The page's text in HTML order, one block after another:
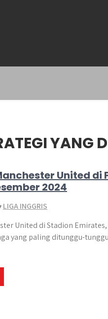
YANG
United di
2024
LIGA INGGRIS
United di Stadion
yang paling ditunggu-